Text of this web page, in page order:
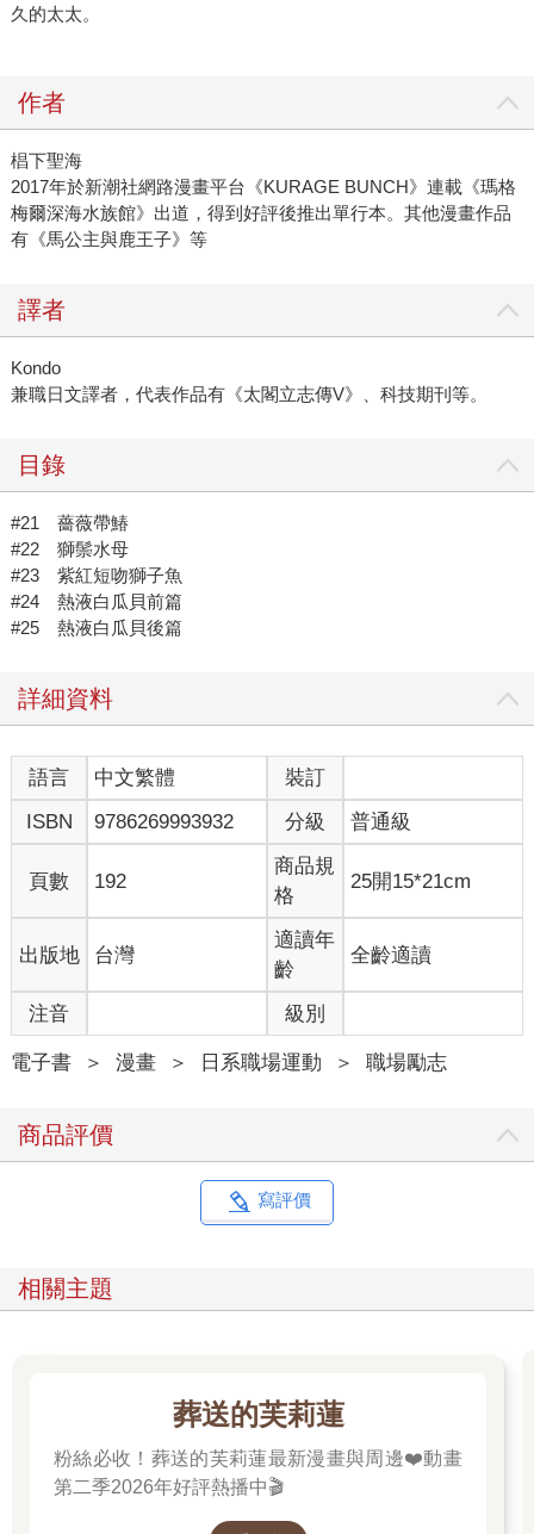
久的太太。
作者
椙下聖海
2017年於新潮社網路漫畫平台《KURAGE BUNCH》連載《瑪格
梅爾深海水族館》出道，得到好評後推出單行本。其他漫畫作品
有《馬公主與鹿王子》等
譯者
Kondo
兼職日文譯者，代表作品有《太閣立志傳V》、科技期刊等。
目錄
#21 薔薇帶鰆
#22 獅鬃水母
#23 紫紅短吻獅子魚
#24 熱液白瓜貝前篇
#25 熱液白瓜貝後篇
詳細資料
語言 中文繁體
裝訂
ISBN
9786269993932 分級 普通級
頁數 192
商品規
格
25開15*21cm
出版地 台灣
適讀年
齡
全齡適讀
注音 級別
電子書 ＞ 漫畫 ＞ 日系職場運動 ＞ 職場勵志
商品評價
寫評價
相關主題
葬送的芙莉蓮
粉絲必收！葬送的芙莉蓮最新漫畫與周邊❤️動畫
第二季2026年好評熱播中🎬